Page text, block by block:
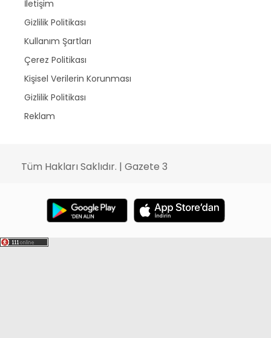
İletişim
Gizlilik Politikası
Kullanım Şartları
Çerez Politikası
Kişisel Verilerin Korunması
Gizlilik Politikası
Reklam
Tüm Hakları Saklıdır. | Gazete 3